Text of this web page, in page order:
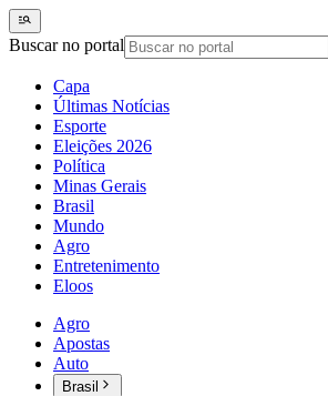
Buscar no portal
Capa
Últimas Notícias
Esporte
Eleições 2026
Política
Minas Gerais
Brasil
Mundo
Agro
Entretenimento
Eloos
Agro
Apostas
Auto
Brasil